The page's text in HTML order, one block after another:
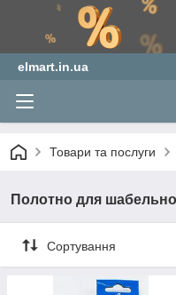
elmart.in.ua
Товари та послуги
Полотно для
Сортування